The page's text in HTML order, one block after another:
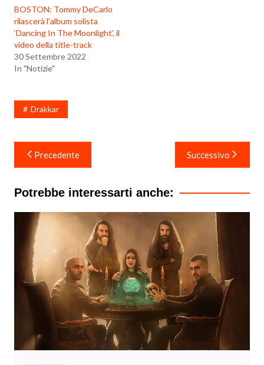
BOSTON: Tommy DeCarlo
rilascerà l’album solista
‘Dancing In The Moonlight’, il
video della title-track
30 Settembre 2022
In "Notizie"
Drakkar
Navigazione
articoli
Precedente Successivo
Potrebbe interessarti anche: